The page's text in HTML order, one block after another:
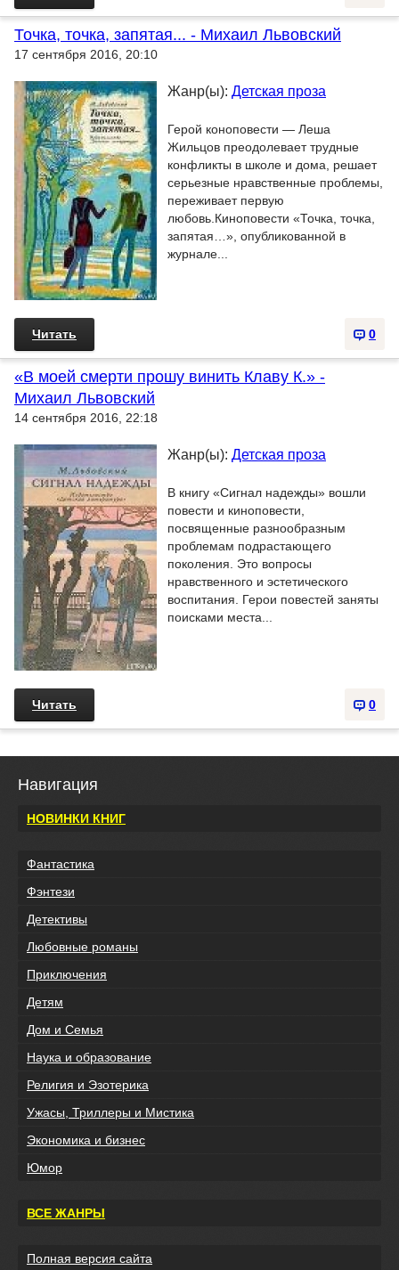
Точка, точка, запятая... - Михаил Львовский
17 сентября 2016, 20:10
Жанр(ы): Детская проза
Герой коноповести — Леша
Жильцов преодолевает трудные
конфликты в школе и дома, решает
серьезные нравственные проблемы,
переживает первую
любовь.Киноповести «Точка, точка,
запятая…», опубликованной в
журнале...
0
Читать
«В моей смерти прошу винить Клаву К.» -
Михаил Львовский
14 сентября 2016, 22:18
Жанр(ы): Детская проза
В книгу «Сигнал надежды» вошли
повести и киноповести,
посвященные разнообразным
проблемам подрастающего
поколения. Это вопросы
нравственного и эстетического
воспитания. Герои повестей заняты
поисками места...
0
Читать
Навигация
НОВИНКИ КНИГ
Фантастика
Фэнтези
Детективы
Любовные романы
Приключения
Детям
Дом и Семья
Наука и образование
Религия и Эзотерика
Ужасы, Триллеры и Мистика
Экономика и бизнес
Юмор
ВСЕ ЖАНРЫ
Полная версия сайта